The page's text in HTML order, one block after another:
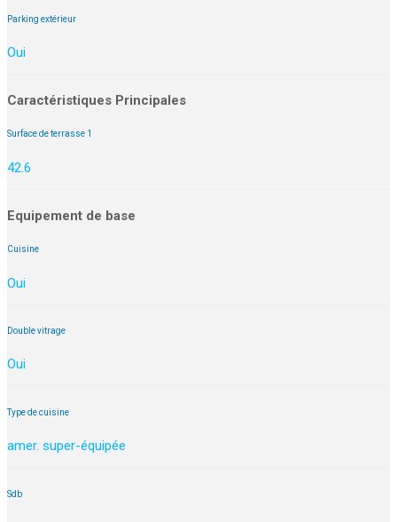
Parking extérieur
Oui
Caractéristiques Principales
Surface de terrasse 1
42.6
Equipement de base
Cuisine
Oui
Double vitrage
Oui
Type de cuisine
amer. super-équipée
Sdb